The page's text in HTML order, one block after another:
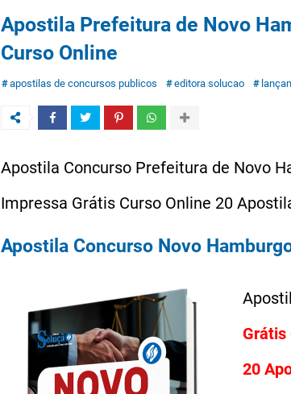
Apostila Prefeitura de Novo
Curso Online
apostilas de concursos publicos editora solucao
Apostila Concurso Prefeitura de Novo
Impressa Grátis Curso Online 20
Apostila Concurso Novo
Grátis
20